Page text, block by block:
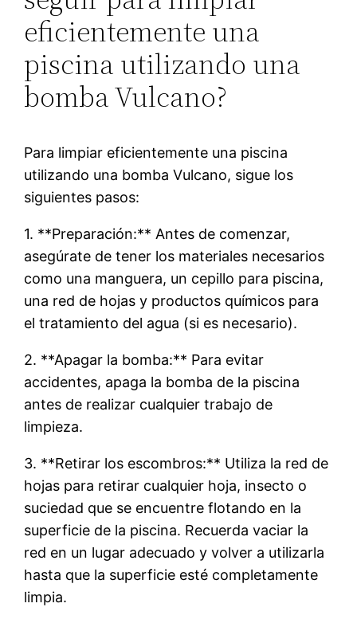
eficientemente una
piscina utilizando una
bomba Vulcano?
Para limpiar eficientemente una piscina
utilizando una bomba Vulcano, sigue los
siguientes pasos:
1. **Preparación:** Antes de comenzar,
asegúrate de tener los materiales necesarios
como una manguera, un cepillo para piscina,
una red de hojas y productos químicos para
el tratamiento del agua (si es necesario).
2. **Apagar la bomba:** Para evitar
accidentes, apaga la bomba de la piscina
antes de realizar cualquier trabajo de
limpieza.
3. **Retirar los escombros:** Utiliza la red de
hojas para retirar cualquier hoja, insecto o
suciedad que se encuentre flotando en la
superficie de la piscina. Recuerda vaciar la
red en un lugar adecuado y volver a utilizarla
hasta que la superficie esté completamente
limpia.